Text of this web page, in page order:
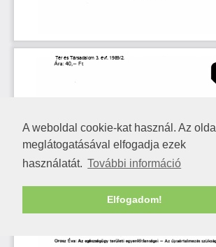
A weboldal cookie-kat használ. Az oldal
meglátogatásával elfogadja ezek
használatát. További információ
Elfogadom!